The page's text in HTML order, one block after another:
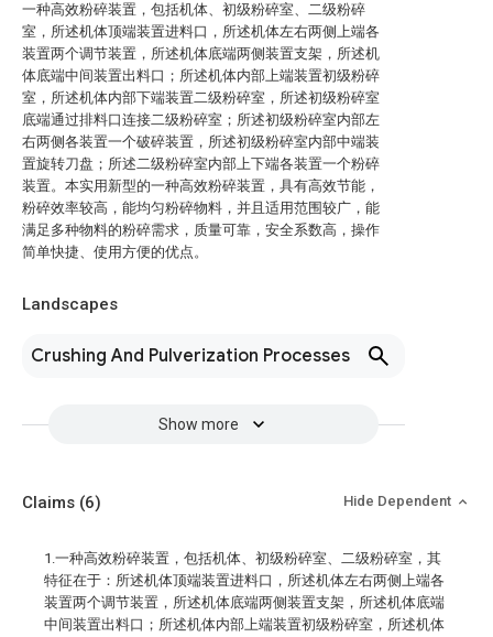
一种高效粉碎装置，包括机体、初级粉碎室、二级粉碎
室，所述机体顶端装置进料口，所述机体左右两侧上端各
装置两个调节装置，所述机体底端两侧装置支架，所述机
体底端中间装置出料口；所述机体内部上端装置初级粉碎
室，所述机体内部下端装置二级粉碎室，所述初级粉碎室
底端通过排料口连接二级粉碎室；所述初级粉碎室内部左
右两侧各装置一个破碎装置，所述初级粉碎室内部中端装
置旋转刀盘；所述二级粉碎室内部上下端各装置一个粉碎
装置。本实用新型的一种高效粉碎装置，具有高效节能，
粉碎效率较高，能均匀粉碎物料，并且适用范围较广，能
满足多种物料的粉碎需求，质量可靠，安全系数高，操作
简单快捷、使用方便的优点。
Landscapes
Crushing And Pulverization Processes
Show more
Claims (6) Hide Dependent
1.一种高效粉碎装置，包括机体、初级粉碎室、二级粉碎室，其
特征在于：所述机体顶端装置进料口，所述机体左右两侧上端各
装置两个调节装置，所述机体底端两侧装置支架，所述机体底端
中间装置出料口；所述机体内部上端装置初级粉碎室，所述机体